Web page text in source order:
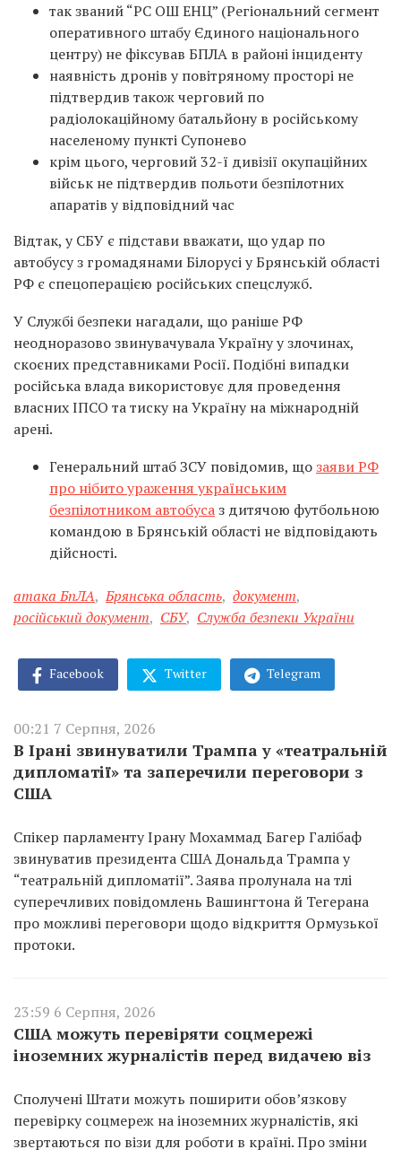
так званий “РС ОШ ЕНЦ” (Регіональний сегмент
оперативного штабу Єдиного національного
центру) не фіксував БПЛА в районі інциденту
наявність дронів у повітряному просторі не
підтвердив також черговий по
радіолокаційному батальйону в російському
населеному пункті Супонево
крім цього, черговий 32-ї дивізії окупаційних
військ не підтвердив польоти безпілотних
апаратів у відповідний час
Відтак, у СБУ є підстави вважати, що удар по
автобусу з громадянами Білорусі у Брянській області
РФ є спецоперацією російських спецслужб.
У Службі безпеки нагадали, що раніше РФ
неодноразово звинувачувала Україну у злочинах,
скоєних представниками Росії. Подібні випадки
російська влада використовує для проведення
власних ІПСО та тиску на Україну на міжнародній
арені.
Генеральний штаб ЗСУ повідомив, щозаяви РФ
про нібито ураження українським
безпілотником автобусаз дитячою футбольною
командою в Брянській області не відповідають
дійсності.
атака БпЛА, Брянська область, документ,
російський документ, СБУ, Служба безпеки України
Facebook Twitter Telegram
00:21 7 Серпня, 2026
В Ірані звинуватили Трампа у «театральній
дипломатії» та заперечили переговори з
США
Спікер парламенту Ірану Мохаммад Багер Галібаф
звинуватив президента США Дональда Трампа у
“театральній дипломатії”. Заява пролунала на тлі
суперечливих повідомлень Вашингтона й Тегерана
про можливі переговори щодо відкриття Ормузької
протоки.
23:59 6 Серпня, 2026
США можуть перевіряти соцмережі
іноземних журналістів перед видачею віз
Сполучені Штати можуть поширити обов’язкову
перевірку соцмереж на іноземних журналістів, які
звертаються по візи для роботи в країні. Про зміни